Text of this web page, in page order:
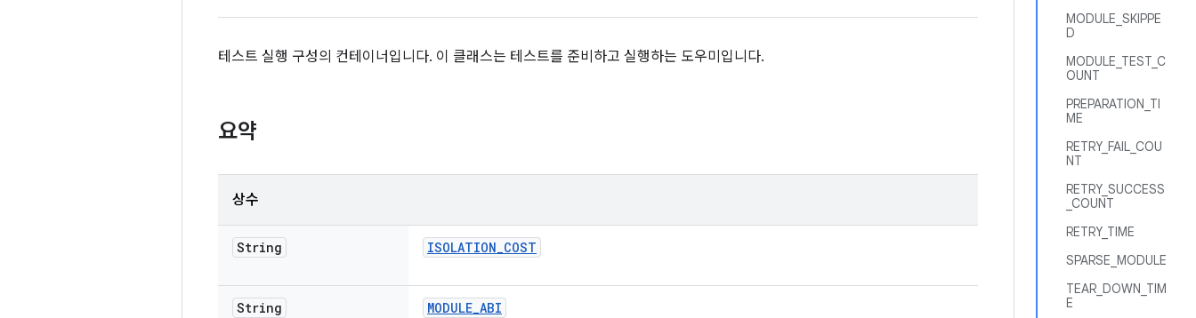
MODULE_SKIPPE
D
MODULE_TEST_C
OUNT
PREPARATION_TI
ME
RETRY_FAIL_COU
NT
RETRY_SUCCESS
_COUNT
RETRY_TIME
SPARSE_MODULE
TEAR_DOWN_TIM
E
테스트 실행 구성의 컨테이너입니다. 이 클래스는 테스트를 준비하고 실행하는 도우미입니다.
요약
상수
String ISOLATION_COST
String MODULE_ABI